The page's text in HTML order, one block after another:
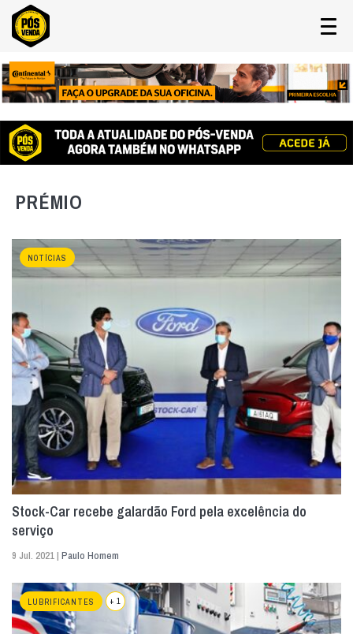
PRÉMIO
NOTÍCIAS
Stock-Car recebe galardão Ford pela excelência do
serviço
9 Jul. 2021 | Paulo Homem
LUBRIFICANTES + 1